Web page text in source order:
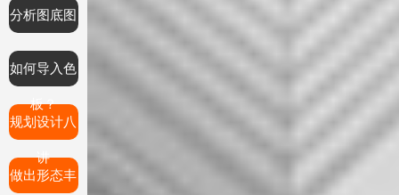
分析图底图
如何导入色
板？
规划设计八
讲
做出形态丰